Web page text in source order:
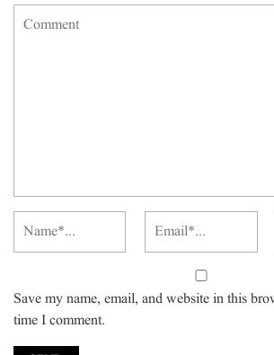
Save my name, email, and website in this
time I comment.